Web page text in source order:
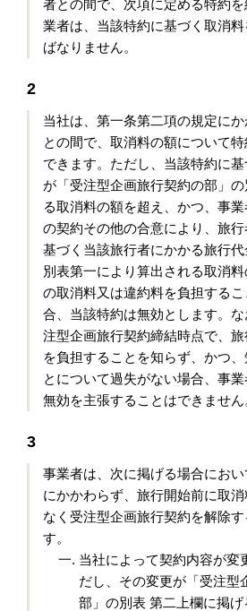
者との間で、次項に定める特約
業者は、当該特約に基づく取消
ばなりません。
2
当社は、第一条第二項の規定に
との間で、取消料の額について
できます。ただし、当該特約に
が「受注型企画旅行契約の部」
る取消料の額を超え、かつ、事
の契約その他の合意により、旅
基づく当該旅行者にかかる旅行
別表第一により算出される取消
の取消料又は違約料を負担する
合、当該特約は無効とします。
注型企画旅行契約締結時点で、
を負担することを知らず、かつ、
とについて過失がない場合、事
無効を主張することはできません
3
事業者は、次に掲げる場合にお
にかかわらず、旅行開始前に取
なく受注型企画旅行契約を解除
す。
当社によって契約内容が変
だし、その変更が「受注型
部」の別表 第二上欄に掲